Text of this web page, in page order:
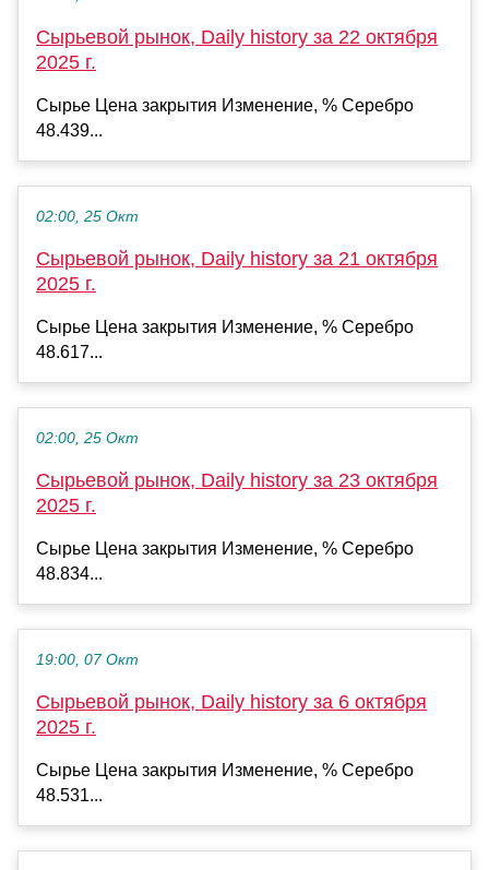
Сырьевой рынок, Daily history за 22 октября
2025 г.
Сырье Цена закрытия Изменение, % Серебро
48.439...
02:00, 25 Окт
Сырьевой рынок, Daily history за 21 октября
2025 г.
Сырье Цена закрытия Изменение, % Серебро
48.617...
02:00, 25 Окт
Сырьевой рынок, Daily history за 23 октября
2025 г.
Сырье Цена закрытия Изменение, % Серебро
48.834...
19:00, 07 Окт
Сырьевой рынок, Daily history за 6 октября
2025 г.
Сырье Цена закрытия Изменение, % Серебро
48.531...